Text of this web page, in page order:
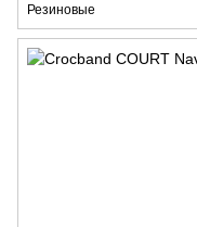
Резиновые